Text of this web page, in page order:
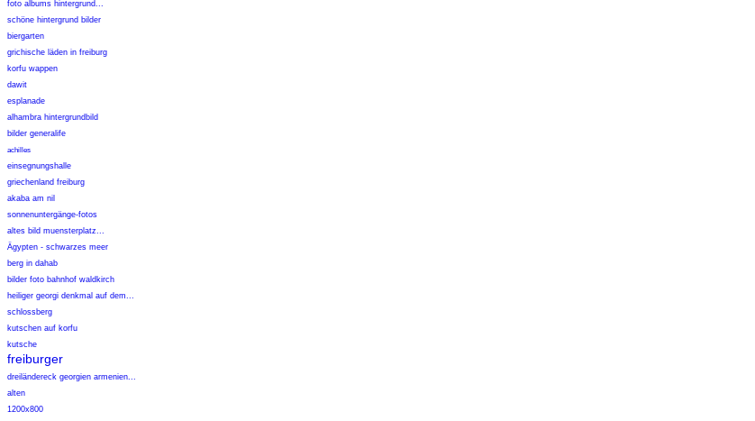
foto albums hintergrund...
schöne hintergrund bilder
biergarten
grichische läden in freiburg
korfu wappen
dawit
esplanade
alhambra hintergrundbild
bilder generalife
achilles
einsegnungshalle
griechenland freiburg
akaba am nil
sonnenuntergänge-fotos
altes bild muensterplatz...
Ägypten - schwarzes meer
berg in dahab
bilder foto bahnhof waldkirch
heiliger georgi denkmal auf dem...
schlossberg
kutschen auf korfu
kutsche
freiburger
dreiländereck georgien armenien...
alten
1200x800